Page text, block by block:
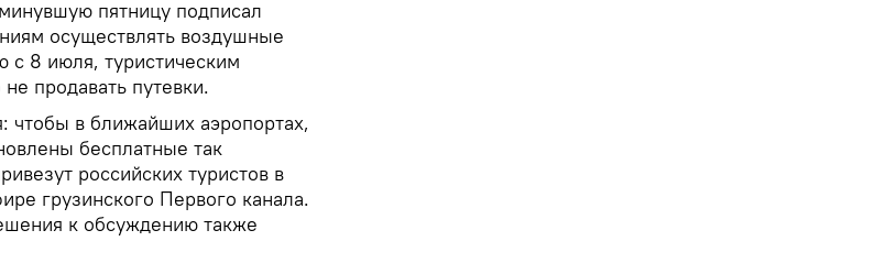
пятницу подписал
осуществлять воздушные
с 8 июля, туристическим
продавать путевки.
чтобы в ближайших аэропортах,
бесплатные так
российских туристов в
грузинского Первого канала.
к обсуждению также